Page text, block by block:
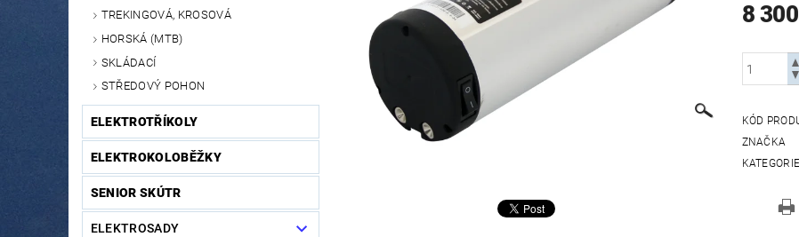
TREKINGOVÁ, KROSOVÁ
HORSKÁ (MTB)
SKLÁDACÍ
STŘEDOVÝ POHON
ELEKTROTŘÍKOLY
ELEKTROKOLOBĚŽKY
SENIOR SKÚTR
ELEKTROSADY
8
KÓD
ZNAČKA
KATEGORIE